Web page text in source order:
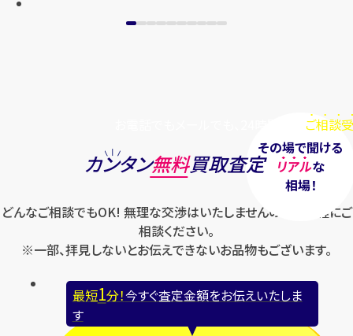
ご相談
その場で聞ける
リアルな
相場！
カンタン無料買取査定
どんなご相談でもOK! 無理な交渉はいたしませんのでお気軽にご
相談ください。
※一部、拝見しないとお伝えできないお品物もございます。
最短1分！今すぐ査定金額をお伝えいたしま
す